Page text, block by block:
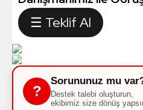
☰ Teklif Al
?
Sorununuz mu
Destek talebi oluşturun,
ekibimiz size dönüş